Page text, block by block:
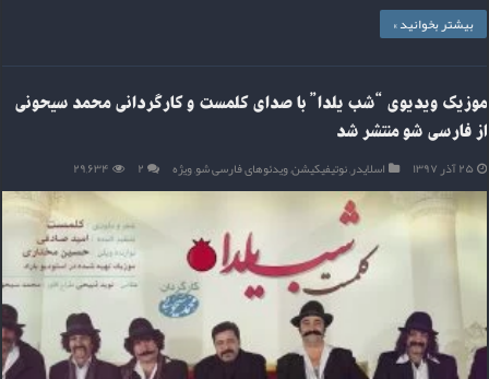
بیشتر بخوانید »
موزیک ویدیوی “شب یلدا” با صدای کلمست و کارگردانی محمد سیحونی
از فارسی شو منتشر شد
۲۵ آذر ۱۳۹۷ اسلایدر,نوتیفیکیشن,ویدئوهای فارسی شو,ویژه ۲ ۲۹,۶۳۴